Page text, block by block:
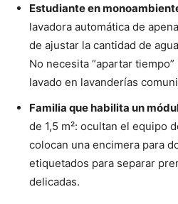
Estudiante en
lavadora automática de
de ajustar la cantidad de
No necesita “apartar
lavado en lavanderías
Familia que habilita un
de 1,5 m²: ocultan el equipo
colocan una encimera para
etiquetados para separar
delicadas.